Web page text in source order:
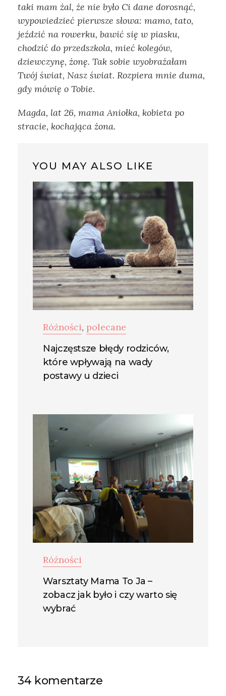
taki mam żal, że nie było Ci dane dorosnąć,
wypowiedzieć pierwsze słowa: mamo, tato,
jeździć na rowerku, bawić się w piasku,
chodzić do przedszkola, mieć kolegów,
dziewczynę, żonę. Tak sobie wyobrażałam
Twój świat, Nasz świat. Rozpiera mnie duma,
gdy mówię o Tobie.
Magda, lat 26, mama Aniołka, kobieta po
stracie, kochająca żona.
YOU MAY ALSO LIKE
Różności, polecane
Najczęstsze błędy rodziców,
które wpływają na wady
postawy u dzieci
Różności
Warsztaty Mama To Ja –
zobacz jak było i czy warto się
wybrać
34 komentarze